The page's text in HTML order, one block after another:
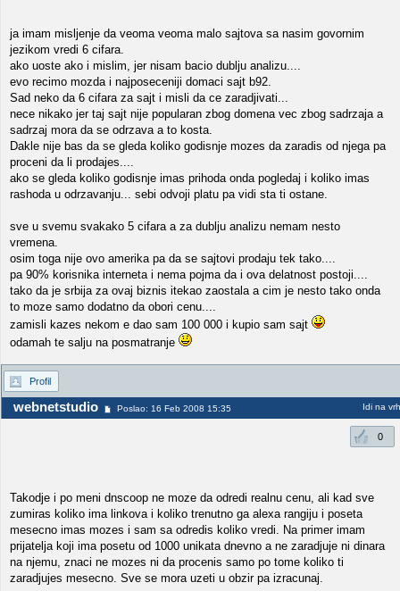
ja imam misljenje da veoma veoma malo sajtova sa nasim govornim
jezikom vredi 6 cifara.
ako uoste ako i mislim, jer nisam bacio dublju analizu....
evo recimo mozda i najposeceniji domaci sajt b92.
Sad neko da 6 cifara za sajt i misli da ce zaradjivati...
nece nikako jer taj sajt nije popularan zbog domena vec zbog sadrzaja a
sadrzaj mora da se odrzava a to kosta.
Dakle nije bas da se gleda koliko godisnje mozes da zaradis od njega pa
proceni da li prodajes....
ako se gleda koliko godisnje imas prihoda onda pogledaj i koliko imas
rashoda u odrzavanju... sebi odvoji platu pa vidi sta ti ostane.
sve u svemu svakako 5 cifara a za dublju analizu nemam nesto
vremena.
osim toga nije ovo amerika pa da se sajtovi prodaju tek tako....
pa 90% korisnika interneta i nema pojma da i ova delatnost postoji....
tako da je srbija za ovaj biznis itekao zaostala a cim je nesto tako onda
to moze samo dodatno da obori cenu....
zamisli kazes nekom e dao sam 100 000 i kupio sam sajt
odamah te salju na posmatranje
Profil
webnetstudio Poslao: 16 Feb 2008 15:35 Idi na vrh
0
Takodje i po meni dnscoop ne moze da odredi realnu cenu, ali kad sve
zumiras koliko ima linkova i koliko trenutno ga alexa rangiju i poseta
mesecno imas mozes i sam sa odredis koliko vredi. Na primer imam
prijatelja koji ima posetu od 1000 unikata dnevno a ne zaradjuje ni dinara
na njemu, znaci ne mozes ni da procenis samo po tome koliko ti
zaradjujes mesecno. Sve se mora uzeti u obzir pa izracunaj.